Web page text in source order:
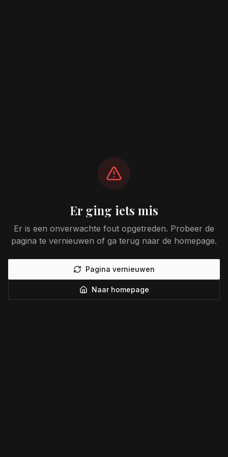
Er ging iets mis
Er is een onverwachte fout opgetreden. Probeer de
pagina te vernieuwen of ga terug naar de homepage.
Pagina vernieuwen
Naar homepage